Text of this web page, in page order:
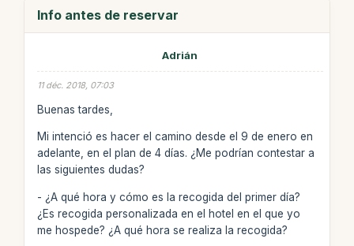
Info antes de reservar
Adrián
11 déc. 2018, 07:03
Buenas tardes,
Mi intenció es hacer el camino desde el 9 de enero en
adelante, en el plan de 4 días. ¿Me podrían contestar a
las siguientes dudas?
- ¿A qué hora y cómo es la recogida del primer día?
¿Es recogida personalizada en el hotel en el que yo
me hospede? ¿A qué hora se realiza la recogida?